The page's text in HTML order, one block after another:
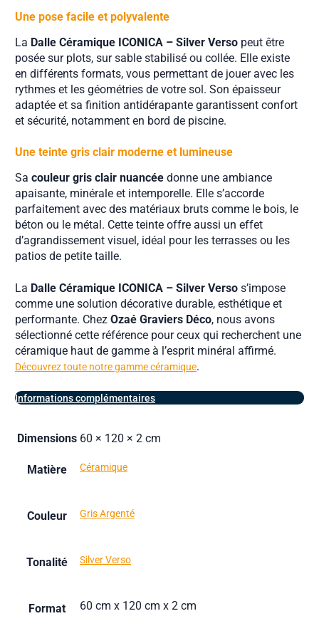
Une pose facile et polyvalente
La Dalle Céramique ICONICA – Silver Versopeut être
posée sur plots, sur sable stabilisé ou collée. Elle existe
en différents formats, vous permettant de jouer avec les
rythmes et les géométries de votre sol. Son épaisseur
adaptée et sa finition antidérapante garantissent confort
et sécurité, notamment en bord de piscine.
Une teinte gris clair moderne et lumineuse
Sa couleur gris clair nuancéedonne une ambiance
apaisante, minérale et intemporelle. Elle s’accorde
parfaitement avec des matériaux bruts comme le bois, le
béton ou le métal. Cette teinte offre aussi un effet
d’agrandissement visuel, idéal pour les terrasses ou les
patios de petite taille.
La Dalle Céramique ICONICA – Silver Versos’impose
comme une solution décorative durable, esthétique et
performante. Chez Ozaé Graviers Déco, nous avons
sélectionné cette référence pour ceux qui recherchent une
céramique haut de gamme à l’esprit minéral affirmé.
Découvrez toute notre gamme céramique.
Informations complémentaires
Dimensions 60 × 120 × 2 cm
Matière Céramique
Couleur Gris Argenté
Tonalité Silver Verso
Format 60 cm x 120 cm x 2 cm